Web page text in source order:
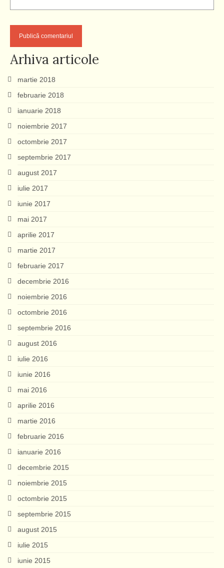
Arhiva articole
martie 2018
februarie 2018
ianuarie 2018
noiembrie 2017
octombrie 2017
septembrie 2017
august 2017
iulie 2017
iunie 2017
mai 2017
aprilie 2017
martie 2017
februarie 2017
decembrie 2016
noiembrie 2016
octombrie 2016
septembrie 2016
august 2016
iulie 2016
iunie 2016
mai 2016
aprilie 2016
martie 2016
februarie 2016
ianuarie 2016
decembrie 2015
noiembrie 2015
octombrie 2015
septembrie 2015
august 2015
iulie 2015
iunie 2015